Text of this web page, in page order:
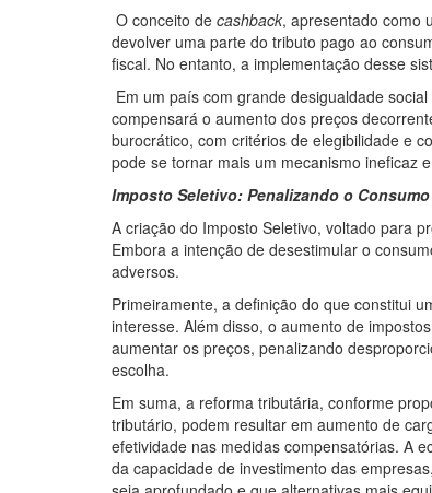
O conceito de cashback, apresentado como
devolver uma parte do tributo pago ao
fiscal. No entanto, a implementação desse
Em um país com grande desigualdade
compensará o aumento dos preços
burocrático, com critérios de elegibilidade e
pode se tornar mais um mecanismo ineficaz
Imposto Seletivo: Penalizando o Consumo
A criação do Imposto Seletivo, voltado para
Embora a intenção de desestimular o
adversos.
Primeiramente, a definição do que constitui
interesse. Além disso, o aumento de
aumentar os preços, penalizando
escolha.
Em suma, a reforma tributária, conforme
tributário, podem resultar em aumento de
efetividade nas medidas compensatórias. A
da capacidade de investimento das